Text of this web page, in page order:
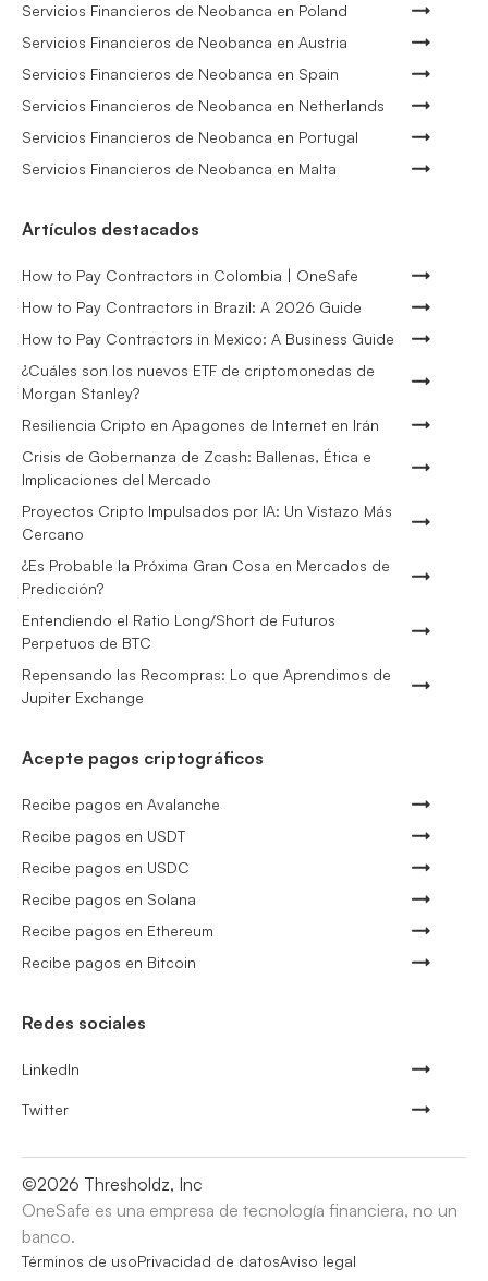
Servicios Financieros de Neobanca en Poland
Servicios Financieros de Neobanca en Austria
Servicios Financieros de Neobanca en Spain
Servicios Financieros de Neobanca en Netherlands
Servicios Financieros de Neobanca en Portugal
Servicios Financieros de Neobanca en Malta
Artículos destacados
How to Pay Contractors in Colombia | OneSafe
How to Pay Contractors in Brazil: A 2026 Guide
How to Pay Contractors in Mexico: A Business Guide
¿Cuáles son los nuevos ETF de criptomonedas de
Morgan Stanley?
Resiliencia Cripto en Apagones de Internet en Irán
Crisis de Gobernanza de Zcash: Ballenas, Ética e
Implicaciones del Mercado
Proyectos Cripto Impulsados por IA: Un Vistazo Más
Cercano
¿Es Probable la Próxima Gran Cosa en Mercados de
Predicción?
Entendiendo el Ratio Long/Short de Futuros
Perpetuos de BTC
Repensando las Recompras: Lo que Aprendimos de
Jupiter Exchange
Acepte pagos criptográficos
Recibe pagos en Avalanche
Recibe pagos en USDT
Recibe pagos en USDC
Recibe pagos en Solana
Recibe pagos en Ethereum
Recibe pagos en Bitcoin
Redes sociales
LinkedIn
Twitter
©2026 Thresholdz, Inc
OneSafe es una empresa de tecnología financiera, no un
banco.
Términos de usoPrivacidad de datosAviso legal